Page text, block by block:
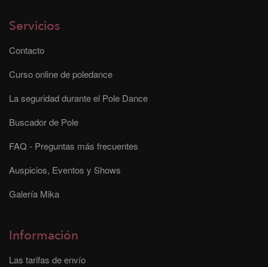
Servicios
Contacto
Curso online de poledance
La seguridad durante el Pole Dance
Buscador de Pole
FAQ - Preguntas más frecuentes
Auspicios, Eventos y Shows
Galería Mika
Información
Las tarifas de envío